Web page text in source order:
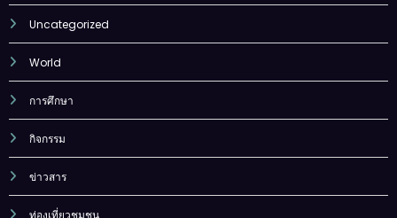
Uncategorized
World
การศึกษา
กิจกรรม
ข่าวสาร
ท่องเที่ยวชุมชน